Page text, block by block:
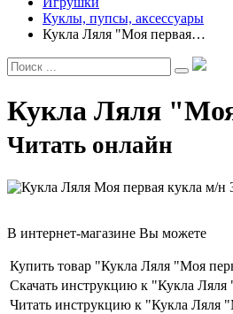
Куклы, пупсы, аксессуары
Кукла Ляля "Моя первая…
Кукла Ляля
Читать онлайн
В интернет-магазине Вы можете
Купить товар "Кукла Ляля "Моя
Скачать инструкцию к "Кукла
Читать инструкцию к "Кукла Ляля